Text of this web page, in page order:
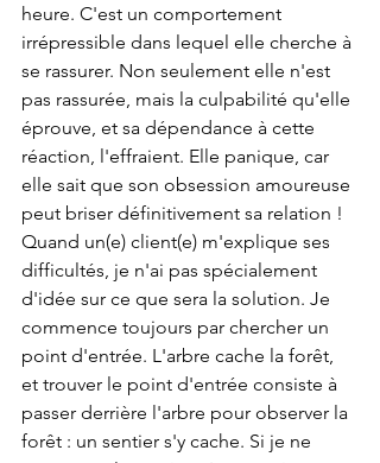
heure. C'est un comportement
irrépressible dans lequel elle cherche à
se rassurer. Non seulement elle n'est
pas rassurée, mais la culpabilité qu'elle
éprouve, et sa dépendance à cette
réaction, l'effraient. Elle panique, car
elle sait que son obsession amoureuse
peut briser définitivement sa relation !
Quand un(e) client(e) m'explique ses
difficultés, je n'ai pas spécialement
d'idée sur ce que sera la solution. Je
commence toujours par chercher un
point d'entrée. L'arbre cache la forêt,
et trouver le point d'entrée consiste à
passer derrière l'arbre pour observer la
forêt : un sentier s'y cache. Si je ne